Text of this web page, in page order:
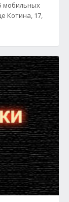
мобильных
Котина, 17,